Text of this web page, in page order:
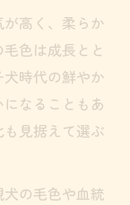
高く、柔らか
色は成長とと
時代の鮮やか
なることもあ
見据えて選ぶ
の毛色や血統